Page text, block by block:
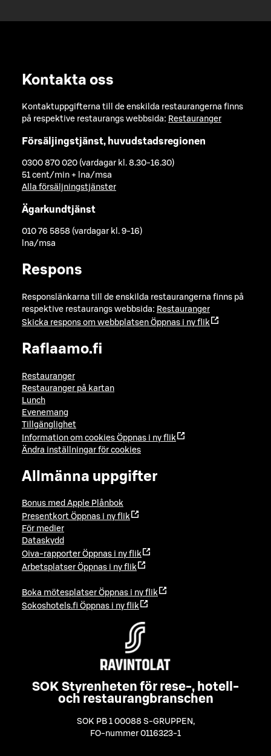
Kontakta oss
Kontaktuppgifterna till de enskilda restaurangerna finns
på respektive restaurangs webbsida: Restauranger
Försäljingstjänst, huvudstadsregionen
0300 870 020 (vardagar kl. 8.30-16.30)
51 cent/min + lna/msa
Alla försäljningstjänster
Ägarkundtjänst
010 76 5858 (vardagar kl. 9-16)
lna/msa
Respons
Responslänkarna till de enskilda restaurangerna finns på
respektive restaurangs webbsida: Restauranger
Skicka respons om webbplatsen Öppnas i ny flik
Raflaamo.fi
Restauranger
Restauranger på kartan
Lunch
Evenemang
Tillgänglighet
Information om cookies Öppnas i ny flik
Ändra inställningar för cookies
Allmänna uppgifter
Bonus med Apple Plånbok
Presentkort Öppnas i ny flik
För medier
Dataskydd
Oiva-rapporter Öppnas i ny flik
Arbetsplatser Öppnas i ny flik
Boka mötesplatser Öppnas i ny flik
Sokoshotels.fi Öppnas i ny flik
SOK Styrenheten för rese-, hotell-
och restaurangbranschen
SOK PB 1 00088 S-GRUPPEN ,
FO-nummer 0116323-1